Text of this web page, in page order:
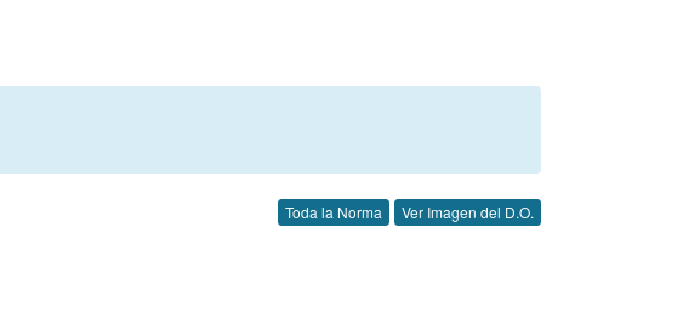
Toda la Norma Ver Imagen del D.O.